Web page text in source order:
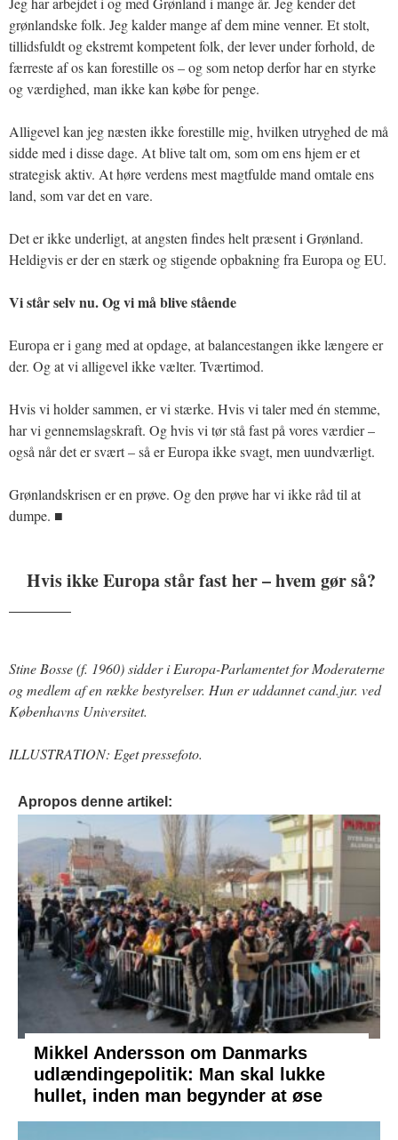
grønlandske folk. Jeg kalder mange af dem mine venner. Et stolt,
tillidsfuldt og ekstremt kompetent folk, der lever under forhold, de
færreste af os kan forestille os – og som netop derfor har en styrke
og værdighed, man ikke kan købe for penge.
Alligevel kan jeg næsten ikke forestille mig, hvilken utryghed de må
sidde med i disse dage. At blive talt om, som om ens hjem er et
strategisk aktiv. At høre verdens mest magtfulde mand omtale ens
land, som var det en vare.
Det er ikke underligt, at angsten findes helt præsent i Grønland.
Heldigvis er der en stærk og stigende opbakning fra Europa og EU.
Vi står selv nu. Og vi må blive stående
Europa er i gang med at opdage, at balancestangen ikke længere er
der. Og at vi alligevel ikke vælter. Tværtimod.
Hvis vi holder sammen, er vi stærke. Hvis vi taler med én stemme,
har vi gennemslagskraft. Og hvis vi tør stå fast på vores værdier –
også når det er svært – så er Europa ikke svagt, men uundværligt.
Grønlandskrisen er en prøve. Og den prøve har vi ikke råd til at
dumpe. ■
Hvis ikke Europa står fast her – hvem gør så?
Stine Bosse (f. 1960) sidder i Europa-Parlamentet for Moderaterne
og medlem af en række bestyrelser. Hun er uddannet cand.jur. ved
Københavns Universitet.
ILLUSTRATION: Eget pressefoto.
Apropos denne artikel:
Mikkel Andersson om Danmarks
udlændingepolitik: Man skal lukke
hullet, inden man begynder at øse